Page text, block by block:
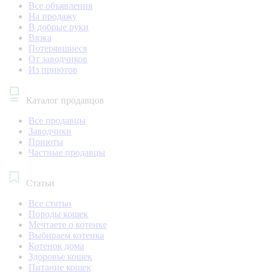
Все объявления
На продажу
В добрые руки
Вязка
Потерявшиеся
От заводчиков
Из приютов
Каталог продавцов
Все продавцы
Заводчики
Приюты
Частные продавцы
Статьи
Все статьи
Породы кошек
Мечтаете о котенке
Выбираем котенка
Котенок дома
Здоровье кошек
Питание кошек